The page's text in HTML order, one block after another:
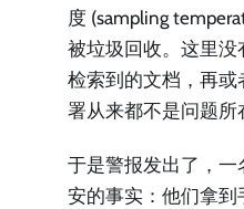
度 (sampling
被垃圾回收。这里没
检索到的文档，再
署从来都不是问题所
于是警报发出了，一
安的事实：他们拿到